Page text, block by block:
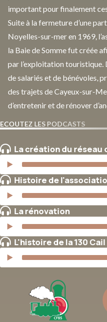
important pour finalement
Suite à la fermeture d’une
Noyelles-sur-mer en 1969,
la Baie de Somme fut créée
par l’exploitation touristique.
de salariés et de bénévoles,
des trajets de Cayeux-sur-
d’entretenir et de rénover
ECOUTEZ LES PODCASTS
La création du réseau
Histoire de
La rénovation
L'histoire de la 130 Cail